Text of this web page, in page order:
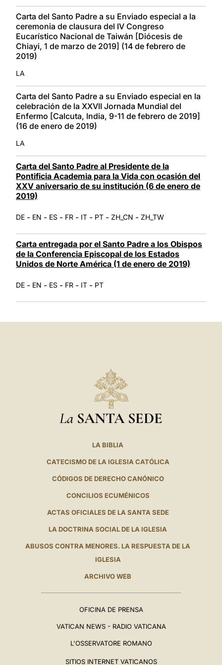
Carta del Santo Padre a su Enviado especial a la
ceremonia de clausura del IV Congreso
Eucarístico Nacional de Taiwán [Diócesis de
Chiayi, 1 de marzo de 2019] (14 de febrero de
2019)
LA
Carta del Santo Padre a su Enviado especial en la
celebración de la XXVII Jornada Mundial del
Enfermo [Calcuta, India, 9-11 de febrero de 2019]
(16 de enero de 2019)
LA
Carta del Santo Padre al Presidente de la
Pontificia Academia para la Vida con ocasión del
XXV aniversario de su institución (6 de enero de
2019)
DE - EN - ES - FR - IT - PT - ZH_CN - ZH_TW
Carta entregada por el Santo Padre a los Obispos
de la Conferencia Episcopal de los Estados
Unidos de Norte América (1 de enero de 2019)
DE - EN - ES - FR - IT - PT
La SANTA SEDE
LA BIBLIA
CATECISMO DE LA IGLESIA CATÓLICA
CÓDIGOS DE DERECHO CANÓNICO
CONCILIOS ECUMÉNICOS
ACTAS OFICIALES DE LA SANTA SEDE
LA DOCTRINA SOCIAL DE LA IGLESIA
ABUSOS CONTRA MENORES. LA RESPUESTA DE LA
IGLESIA
ARCHIVO WEB
OFICINA DE PRENSA
VATICAN NEWS - RADIO VATICANA
L'OSSERVATORE ROMANO
SITIOS INTERNET VATICANOS